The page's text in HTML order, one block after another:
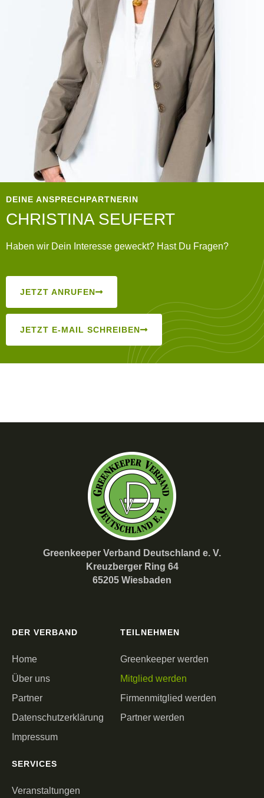
DEINE ANSPRECHPARTNERIN
CHRISTINA SEUFERT
Haben wir Dein Interesse geweckt? Hast Du Fragen?
JETZT ANRUFEN
JETZT E-MAIL SCHREIBEN
Greenkeeper Verband Deutschland e. V.
Kreuzberger Ring 64
65205 Wiesbaden
DER VERBAND
Home
Über uns
Partner
Datenschutzerklärung
Impressum
TEILNEHMEN
Greenkeeper werden
Mitglied werden
Firmenmitglied werden
Partner werden
SERVICES
Veranstaltungen